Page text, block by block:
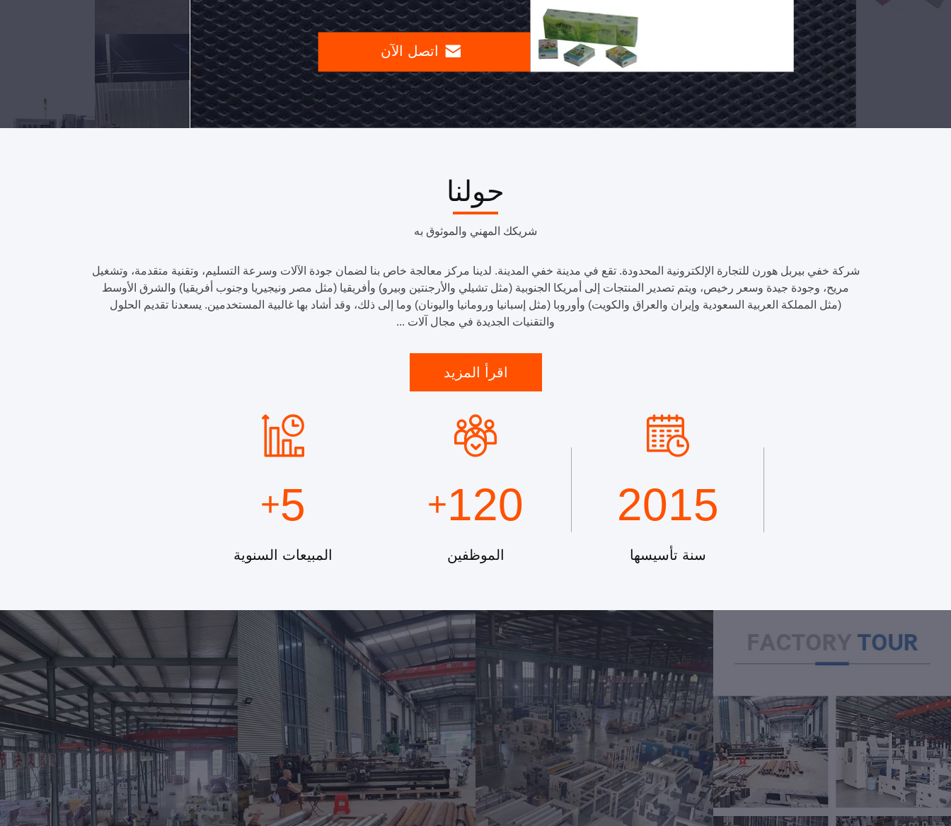
اتصل
الآن
الورق
الكامل
التلقائي
اتصل
الآن
اتصل
الآن
حولنا
شريكك المهني والموثوق به
شركة خفي بيربل هورن للتجارة الإلكترونية المحدودة. تقع في مدينة خفي المدينة. لدينا مركز معالجة خاص بنا لضمان جودة الآلات وسرعة التسليم، وتقنية متقدمة، وتشغيل
مريح، وجودة جيدة وسعر رخيص، ويتم تصدير المنتجات إلى أمريكا الجنوبية (مثل تشيلي والأرجنتين وبيرو) وأفريقيا (مثل مصر ونيجيريا وجنوب أفريقيا) والشرق الأوسط
(مثل المملكة العربية السعودية وإيران والعراق والكويت) وأوروبا (مثل إسبانيا ورومانيا واليونان) وما إلى ذلك، وقد أشاد بها غالبية المستخدمين. يسعدنا تقديم الحلول
والتقنيات الجديدة في مجال آلات ...
اقرأ المزيد
2015
سنة تأسيسها
120
+
الموظفين
5
+
المبيعات السنوية